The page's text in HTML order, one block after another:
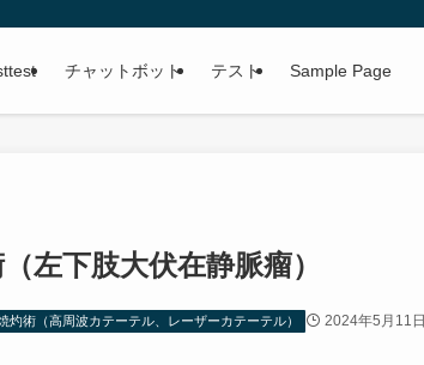
チャットボット テスト Sample Page
左下肢大伏在静脈瘤）
灼術（高周波カテーテル、レーザーカテーテル） 2024年5月11日